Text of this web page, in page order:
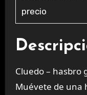
precio
Cluedo – hasbro
Muévete de una